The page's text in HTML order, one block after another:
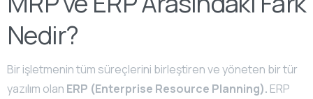
Nedir?
Bir işletmenin tüm süreçlerini birleştiren ve yöneten bir tür
yazılım olan ERP (Enterprise Resource Planning). ERP